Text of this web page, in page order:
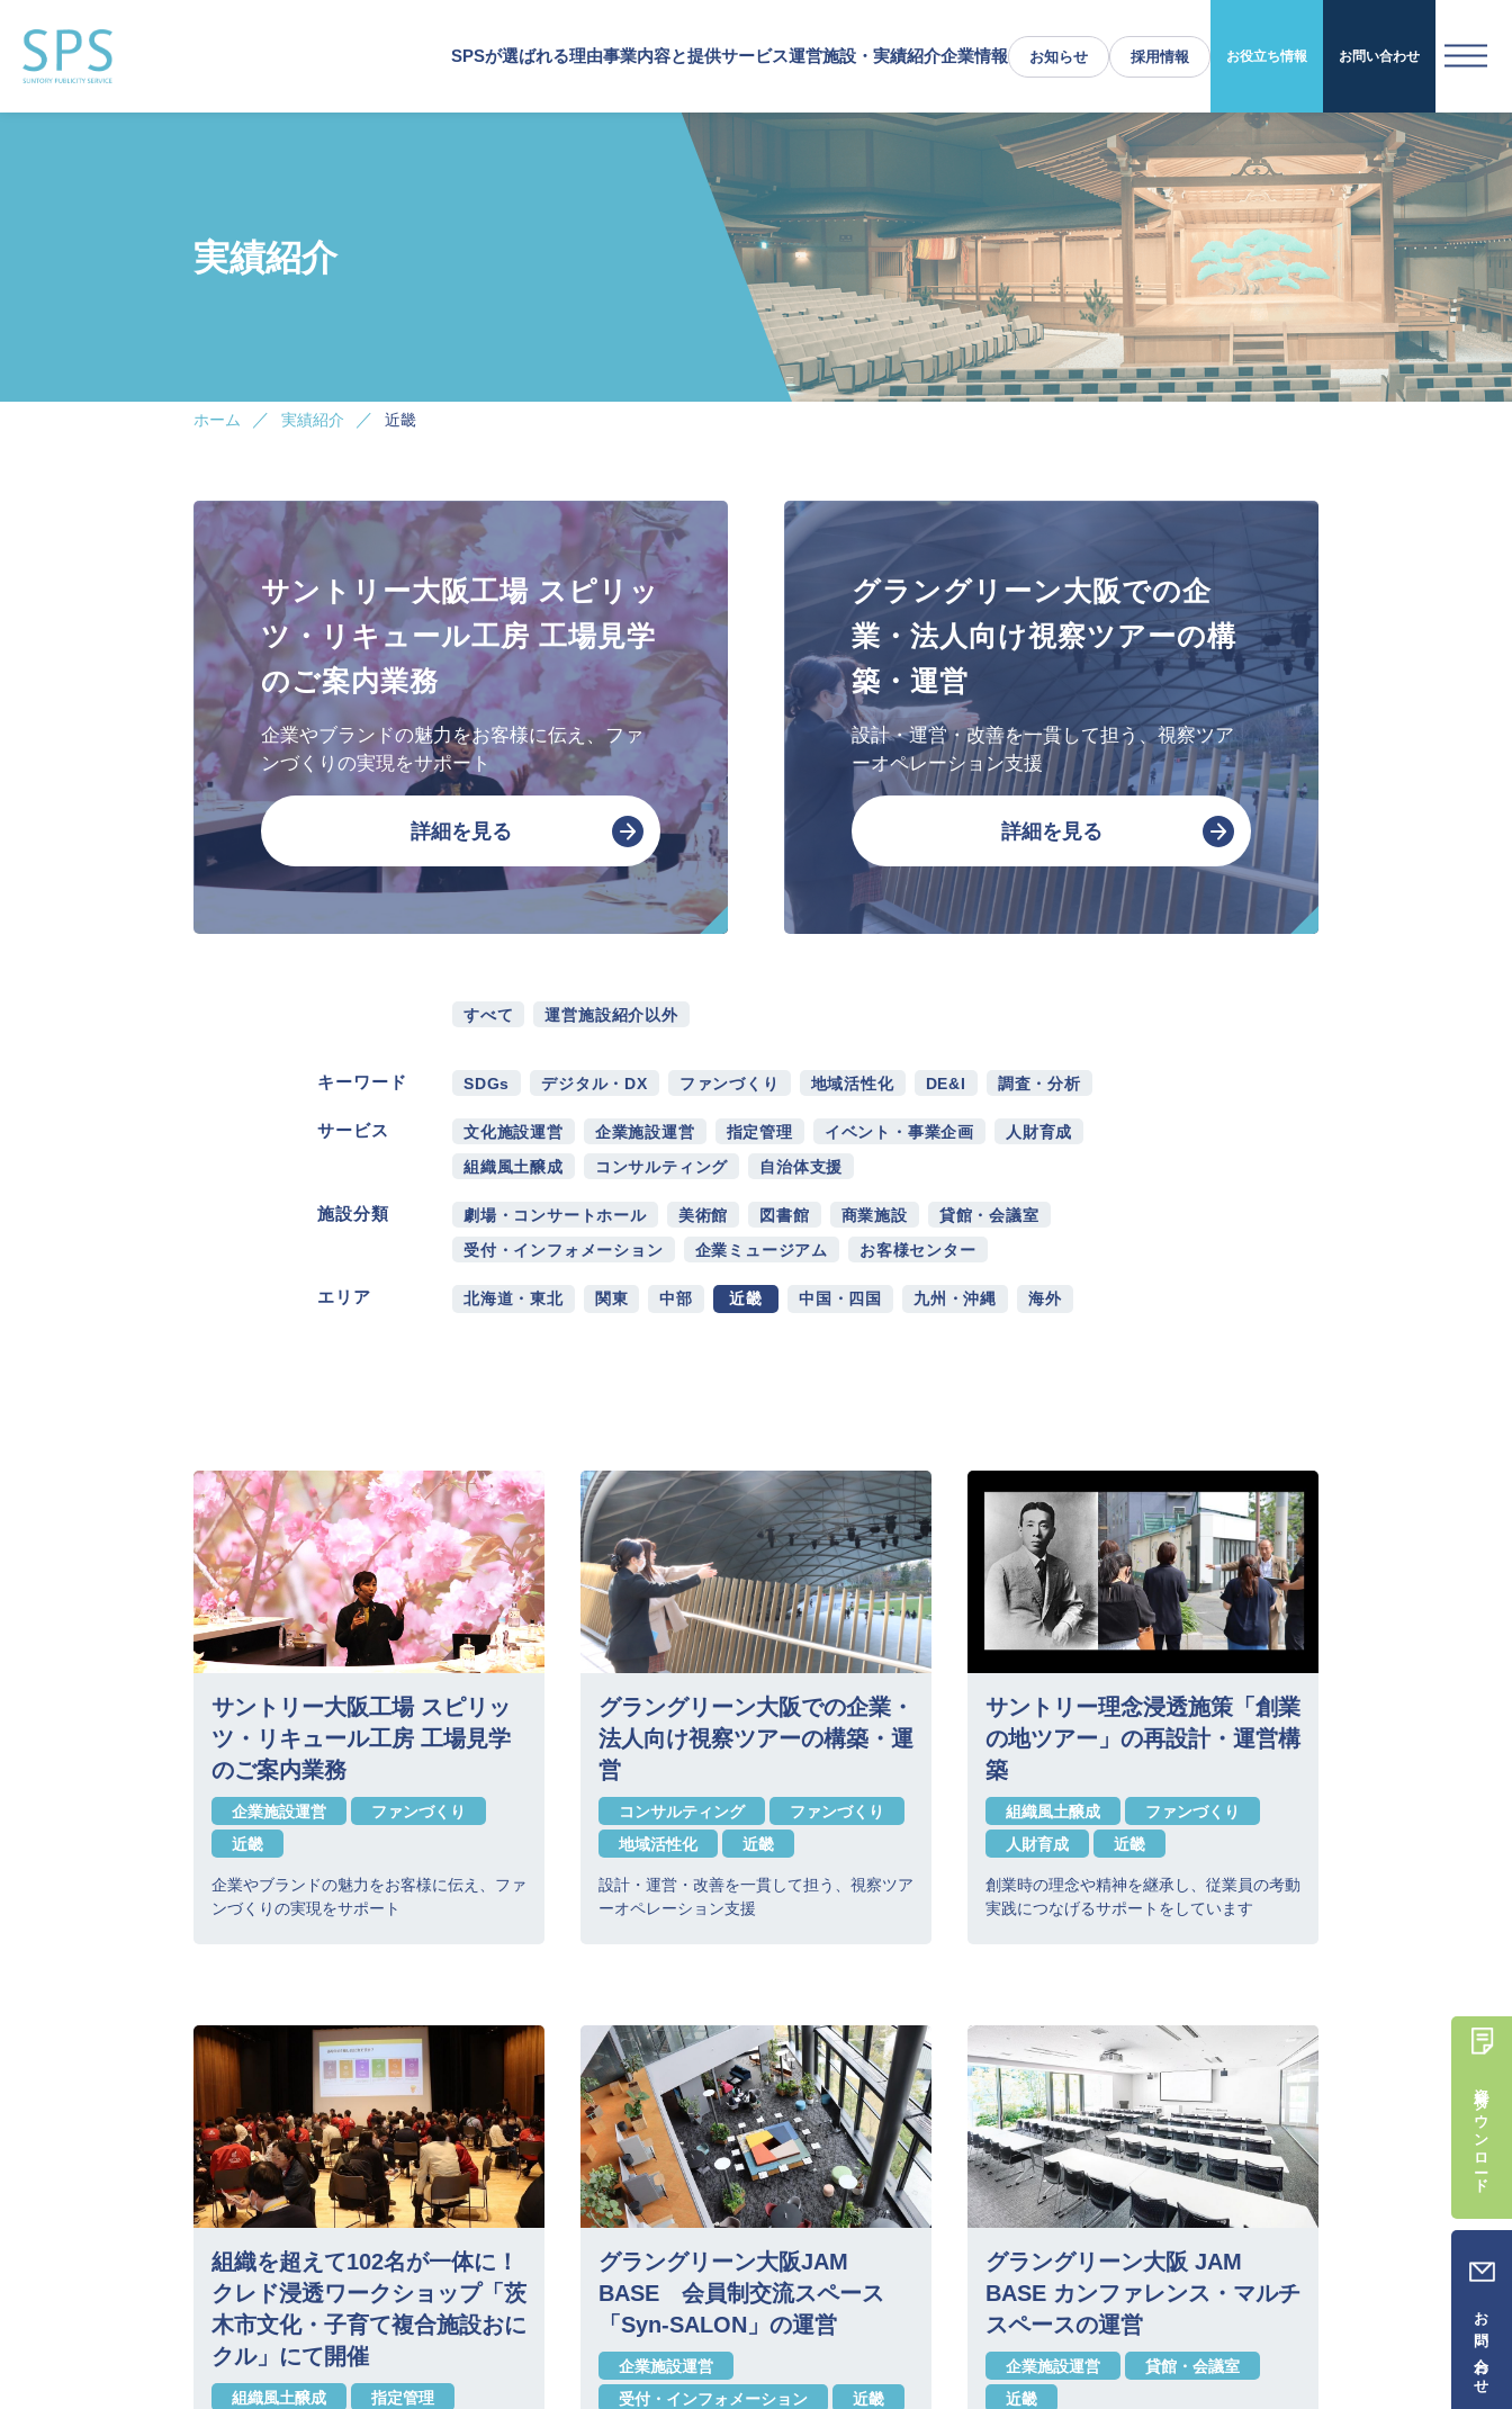
SPSが選ばれる理由事業内容と提供サービス
事業内容と提供サービス
デジタルマーケティング・制作
文化・芸術振興や地域活性化
文化施設運営
指定管理
文化施設コンサルティング
事業企画制作
文化施策策定支援
運営施設・実績紹介
実績紹介
企業情報
企業理念
SPSの歴史
お知らせ 採用情報 お役立ち情報 お問い合わせ
TOP
SPSが選ばれる理由
事業内容と提供サービス
企業・ブランドの価値向上
企業施設運営
企業施設コンサルティング
イベント企画・運営
文化・芸術振興や地域活性化
文化施設運営
指定管理
文化施設コンサルティング
事業企画制作
サービスDX・デジタル活用
運営施設・実績紹介
運営施設
お役立ち情報
採用情報
企業情報
SPSの歴史
実績紹介
ホーム 実績紹介 近畿
サントリー大阪工場 スピリッ
ツ・リキュール工房 工場見学
のご案内業務
企業やブランドの魅力をお客様に伝え、ファ
ンづくりの実現をサポート
詳細を見る
グラングリーン大阪での企
業・法人向け視察ツアーの構
築・運営
設計・運営・改善を一貫して担う、視察ツア
ーオペレーション支援
詳細を見る
すべて 運営施設紹介以外
キーワード SDGs デジタル・DX ファンづくり 地域活性化 DE&I 調査・分析
サービス 文化施設運営 企業施設運営 指定管理 イベント・事業企画
人財育成
組織風土醸成
コンサルティング 自治体支援
施設分類 劇場・コンサートホール 美術館 図書館 商業施設
貸館・会議室
受付・インフォメーション
企業ミュージアム お客様センター
エリア 北海道・東北 関東 中部 近畿 中国・四国 九州・沖縄 海外
サントリー大阪工場 スピリッ
ツ・リキュール工房 工場見学
のご案内業務
企業施設運営
ファンづくり
近畿
企業やブランドの魅力をお客様に伝え、ファ
ンづくりの実現をサポート
グラングリーン大阪での企業・
法人向け視察ツアーの構築・運
営
コンサルティング
ファンづくり
地域活性化
近畿
設計・運営・改善を一貫して担う、視察ツア
ーオペレーション支援
サントリー理念浸透施策「創業
の地ツアー」の再設計・運営構
築
組織風土醸成
ファンづくり
人財育成
近畿
創業時の理念や精神を継承し、従業員の考動
実践につなげるサポートをしています
組織を超えて102名が一体に！
クレド浸透ワークショップ「茨
木市文化・子育て複合施設おに
クル」にて開催
組織風土醸成
指定管理
グラングリーン大阪JAM
BASE 会員制交流スペース
「Syn-SALON」の運営
企業施設運営
受付・インフォメーション
近畿
グラングリーン大阪 JAM
BASE カンファレンス・マルチ
スペースの運営
企業施設運営
貸館・会議室
近畿
資料ダウンロード
お問い合わせ